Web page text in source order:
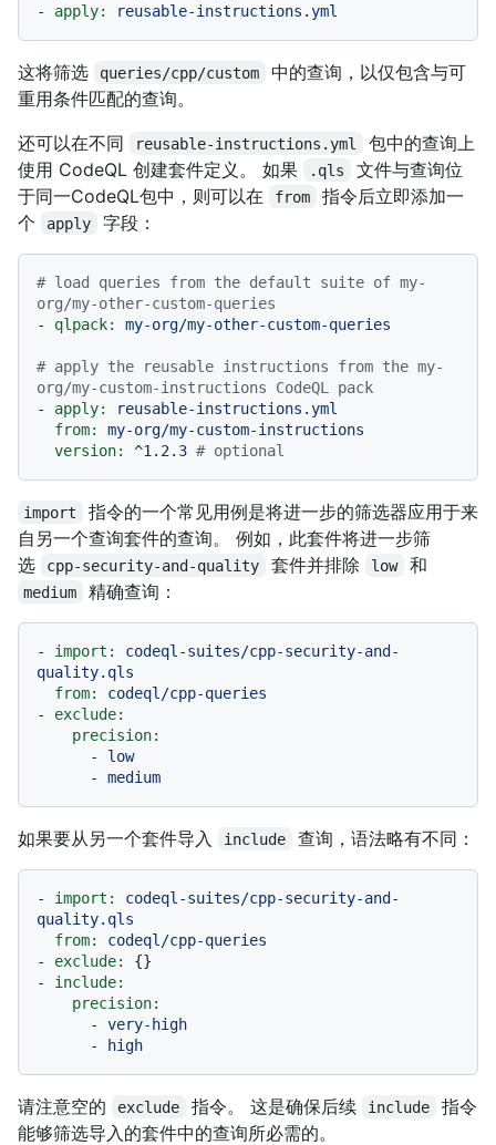
-
apply: reusable-instructions.yml
这将筛选 queries/cpp/custom
中的查询，以仅包含与可
重用条件匹配的查询。
还可以在不同
reusable-instructions.yml
包中的查询上
使用 CodeQL 创建套件定义。 如果
.qls
文件与查询位
于同一CodeQL包中，则可以在
from
指令后立即添加一
个
apply 字段：
# load queries from the default suite of my-
org/my-other-custom-queries
-
qlpack: my-org/my-other-custom-queries
# apply the reusable instructions from the my-
org/my-custom-instructions CodeQL pack
-
apply:
reusable-instructions.yml
from:
my-org/my-custom-instructions
version:
^1.2.3 # optional
import
指令的一个常见用例是将进一步的筛选器应用于来
自另一个查询套件的查询。 例如，此套件将进一步筛
选
cpp-security-and-quality 套件并排除 low 和
medium 精确查询：
- import:
codeql-suites/cpp-security-and-
quality.qls
from:
codeql/cpp-queries
-
exclude:
precision:
-
low
-
medium
如果要从另一个套件导入 include 查询，语法略有不同：
- import:
codeql-suites/cpp-security-and-
quality.qls
from:
codeql/cpp-queries
-
exclude:
-
include:
precision:
-
very-high
-
high
请注意空的 exclude 指令。 这是确保后续 include
指令
能够筛选导入的套件中的查询所必需的。